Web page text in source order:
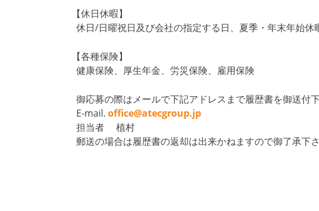
【休日休暇】
休日/日曜祝日及び会社の指定する日、夏季・年末年始休
【各種保険】
健康保険、厚生年金、労災保険、雇用保険
御応募の際はメールで下記アドレスまで履歴書を御送付下
E-mail. office@atecgroup.jp
担当者 植村
郵送の場合は履歴書の返却は出来かねますので御了承下さ